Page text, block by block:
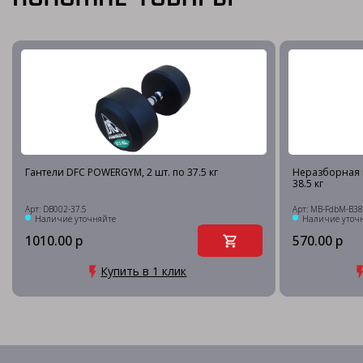
Гантели DFC POWERGYM, 2 шт. по 37.5 кг
Арт: DB002-37.5
Наличие уточняйте
1010.00 р
Купить в 1 клик
Неразборная
38.5 кг
Арт: MB-FdbM-
Наличие
570.00 р